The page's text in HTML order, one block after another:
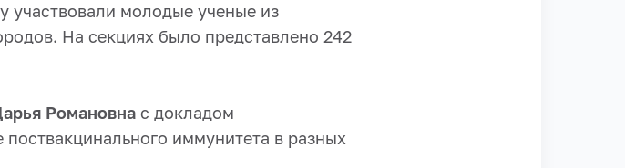
участвовали молодые ученые из
На секциях было представлено 242
Романовна с докладом
иммунитета в разных